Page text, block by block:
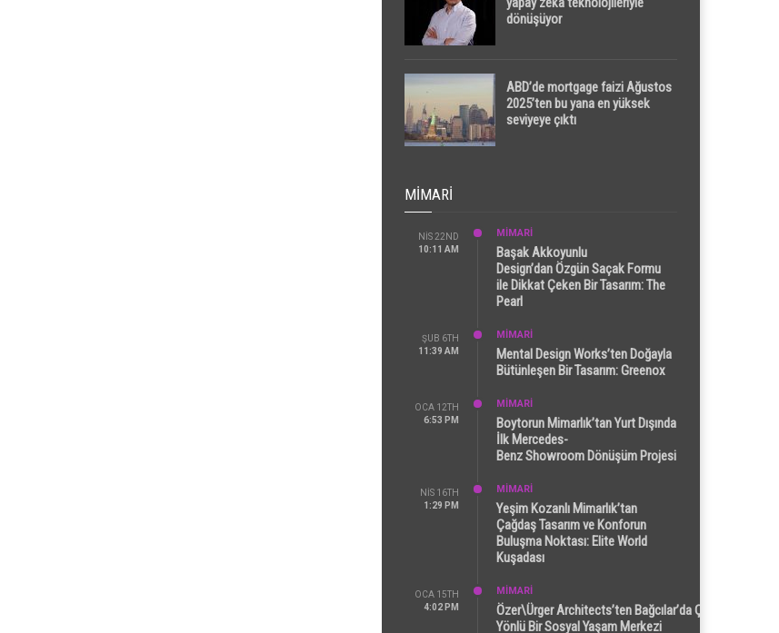
dönüşüyor
ABD’de mortgage faizi Ağustos
2025’ten bu yana en yüksek
seviyeye çıktı
MIMARI
NIS 22ND
10:11 AM
MİMARİ
Başak Akkoyunlu
Design’dan Özgün Saçak Formu
ile Dikkat Çeken Bir Tasarım: The
Pearl
ŞUB 6TH
11:39 AM
MİMARİ
Mental Design Works’ten Doğayla
Bütünleşen Bir Tasarım: Greenox
OCA 12TH
6:53 PM
MİMARİ
Boytorun Mimarlık’tan Yurt Dışında
İlk Mercedes-
Benz Showroom Dönüşüm Projesi
NIS 16TH
1:29 PM
MİMARİ
Yeşim Kozanlı Mimarlık’tan
Çağdaş Tasarım ve Konforun
Buluşma Noktası: Elite World
Kuşadası
OCA 15TH
4:02 PM
MİMARİ
Özer\Ürger Architects’ten Bağcılar’da Çok
Yönlü Bir Sosyal Yaşam Merkezi